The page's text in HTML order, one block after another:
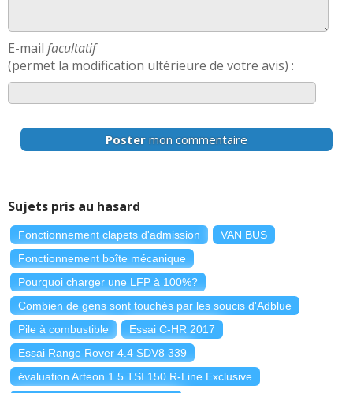
E-mail facultatif
(permet la modification ultérieure de votre avis) :
Poster mon commentaire
Sujets pris au hasard
Fonctionnement clapets d'admission
VAN BUS
Fonctionnement boîte mécanique
Pourquoi charger une LFP à 100%?
Combien de gens sont touchés par les soucis d'Adblue
Pile à combustible
Essai C-HR 2017
Essai Range Rover 4.4 SDV8 339
évaluation Arteon 1.5 TSI 150 R-Line Exclusive